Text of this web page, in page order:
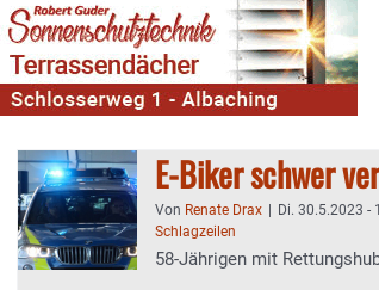
E-Biker schwer
Von Renate Drax Di. 30.5.2023 -
Schlagzeilen
58-Jährigen mit